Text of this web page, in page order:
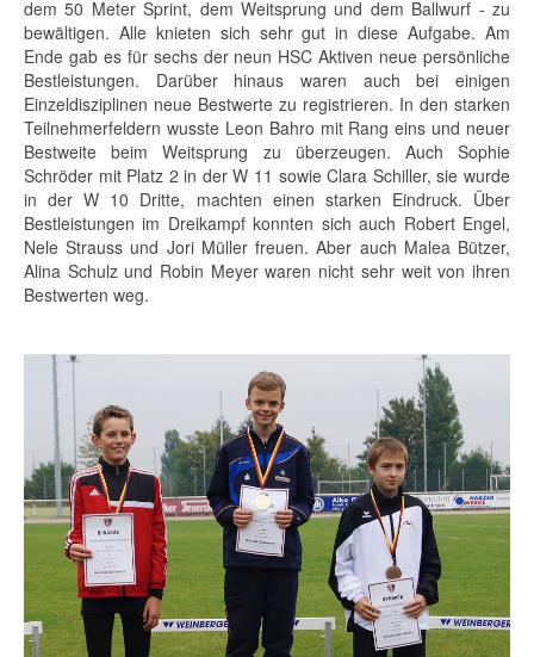
dem 50 Meter Sprint, dem Weitsprung und dem Ballwurf - zu
bewältigen. Alle knieten sich sehr gut in diese Aufgabe. Am
Ende gab es für sechs der neun HSC Aktiven neue persönliche
Bestleistungen. Darüber hinaus waren auch bei einigen
Einzeldisziplinen neue Bestwerte zu registrieren. In den starken
Teilnehmerfeldern wusste Leon Bahro mit Rang eins und neuer
Bestweite beim Weitsprung zu überzeugen. Auch Sophie
Schröder mit Platz 2 in der W 11 sowie Clara Schiller, sie wurde
in der W 10 Dritte, machten einen starken Eindruck. Über
Bestleistungen im Dreikampf konnten sich auch Robert Engel,
Nele Strauss und Jori Müller freuen. Aber auch Malea Bützer,
Alina Schulz und Robin Meyer waren nicht sehr weit von ihren
Bestwerten weg.